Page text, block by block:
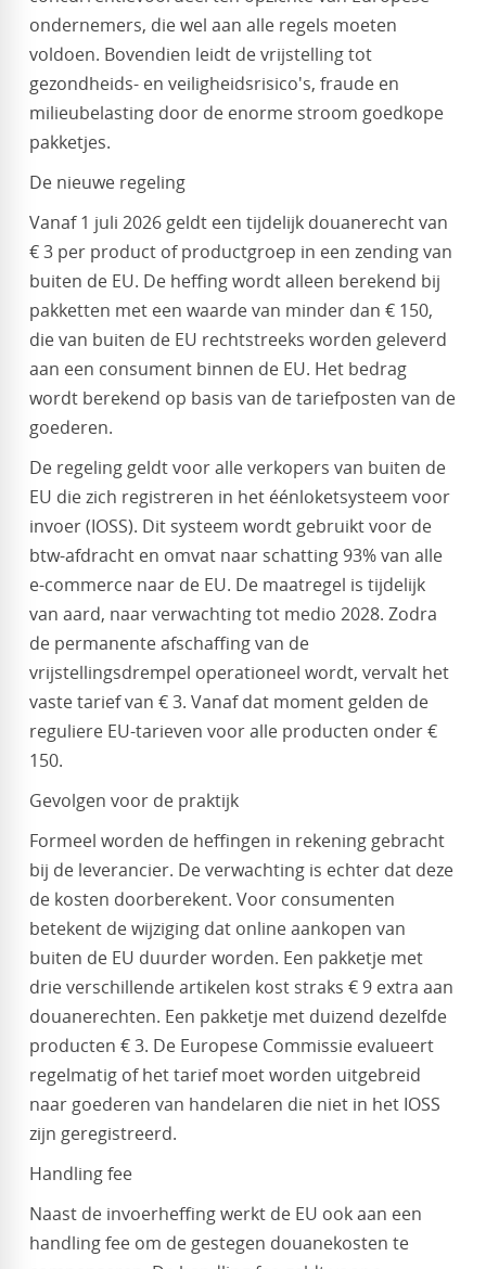
ondernemers, die wel aan alle regels moeten
voldoen. Bovendien leidt de vrijstelling tot
gezondheids- en veiligheidsrisico's, fraude en
milieubelasting door de enorme stroom goedkope
pakketjes.
De nieuwe regeling
Vanaf 1 juli 2026 geldt een tijdelijk douanerecht van
€ 3 per product of productgroep in een zending van
buiten de EU. De heffing wordt alleen berekend bij
pakketten met een waarde van minder dan € 150,
die van buiten de EU rechtstreeks worden geleverd
aan een consument binnen de EU. Het bedrag
wordt berekend op basis van de tariefposten van de
goederen.
De regeling geldt voor alle verkopers van buiten de
EU die zich registreren in het éénloketsysteem voor
invoer (IOSS). Dit systeem wordt gebruikt voor de
btw-afdracht en omvat naar schatting 93% van alle
e-commerce naar de EU. De maatregel is tijdelijk
van aard, naar verwachting tot medio 2028. Zodra
de permanente afschaffing van de
vrijstellingsdrempel operationeel wordt, vervalt het
vaste tarief van € 3. Vanaf dat moment gelden de
reguliere EU-tarieven voor alle producten onder €
150.
Gevolgen voor de praktijk
Formeel worden de heffingen in rekening gebracht
bij de leverancier. De verwachting is echter dat deze
de kosten doorberekent. Voor consumenten
betekent de wijziging dat online aankopen van
buiten de EU duurder worden. Een pakketje met
drie verschillende artikelen kost straks € 9 extra aan
douanerechten. Een pakketje met duizend dezelfde
producten € 3. De Europese Commissie evalueert
regelmatig of het tarief moet worden uitgebreid
naar goederen van handelaren die niet in het IOSS
zijn geregistreerd.
Handling fee
Naast de invoerheffing werkt de EU ook aan een
handling fee om de gestegen douanekosten te